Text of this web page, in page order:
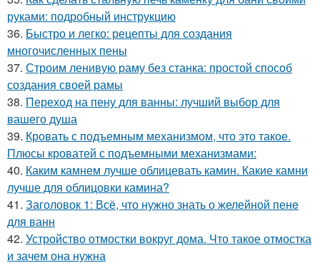
руками: подробный инструкцию
36. Быстро и легко: рецепты для создания
многочисленных пены
37. Строим ленивую раму без станка: простой способ
создания своей рамы
38. Переход на пену для ванны: лучший выбор для
вашего душа
39. Кровать с подъемным механизмом, что это такое.
Плюсы кроватей с подъемными механизмами:
40. Каким камнем лучше облицевать камин. Какие камни
лучше для облицовки камина?
41. Заголовок 1: Всё, что нужно знать о желейной пенe
для ванн
42. Устройство отмостки вокруг дома. Что такое отмостка
и зачем она нужна